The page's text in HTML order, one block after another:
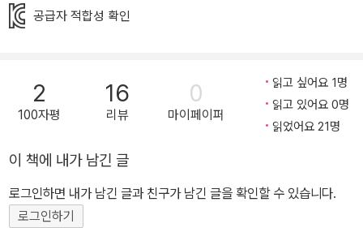
사를 책임지는 전기 압력 밥솥은 벌겋게 달아올라 도저히 못 참겠다
하는 것처럼 힘들 때, 잠시 자기가 있던 자리에서 벗어나 조금은 낯선
곳에 가 보라고 말해 줍니다. 가까운 곳에 뒷산이 있다면 제격이겠지
요? 뒷산이 아니더라도 좋아요. 지금 당장 여러분의 자리를 벗어나
동네 한 바퀴라도 돌아 보세요. ‘급할 때는 돌아가라’는 옛말이 있듯이
서둘러야 할 때 오히려 천천히 되돌아볼 수 있는 시간이 필요하다고
귀띔해 주는 이야기입니다. 빼곡한 하루 음표에 찍힌 가장 완벽한 초
록의 시간 매일 아침, 똑같은 시간에 일어나 아침을 먹습니다. 어른들
공급자 적합성 확인
2
100자평
16
리뷰
0
마이페이퍼
읽고 싶어요 1명
읽고 있어요 0명
읽었어요 21명
이 책에 내가 남긴 글
로그인하면 내가 남긴 글과 친구가 남긴 글을 확인할 수 있습니다.
로그인하기